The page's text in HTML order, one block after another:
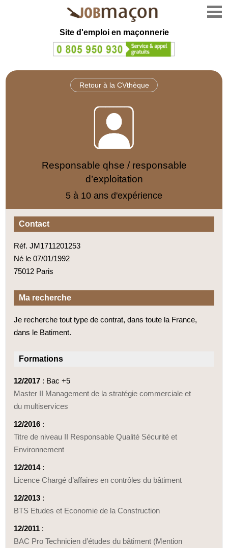
Site d'emploi en maçonnerie
Retour à la CVthèque
Responsable qhse / responsable
d’exploitation
5 à 10 ans d'expérience
Contact
Réf. JM1711201253
Né le 07/01/1992
75012 Paris
Ma recherche
Je recherche tout type de contrat, dans toute la France,
dans le Batiment.
Formations
12/2017 : Bac +5
Master II Management de la stratégie commerciale et
du multiservices
12/2016 :
Titre de niveau II Responsable Qualité Sécurité et
Environnement
12/2014:
Licence Chargé d’affaires en contrôles du bâtiment
12/2013 :
BTS Etudes et Economie de la Construction
12/2011 :
BAC Pro Technicien d’études du bâtiment (Mention